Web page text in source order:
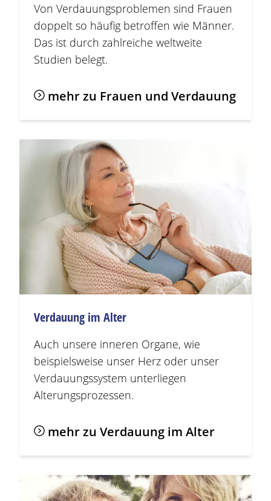
Von Verdauungsproblemen sind Frauen
doppelt so häufig betroffen wie Männer.
Das ist durch zahlreiche weltweite
Studien belegt.
mehr zu Frauen und Verdauung
Verdauung im Alter
Auch unsere inneren Organe, wie
beispielsweise unser Herz oder unser
Verdauungssystem unterliegen
Alterungsprozessen.
mehr zu Verdauung im Alter